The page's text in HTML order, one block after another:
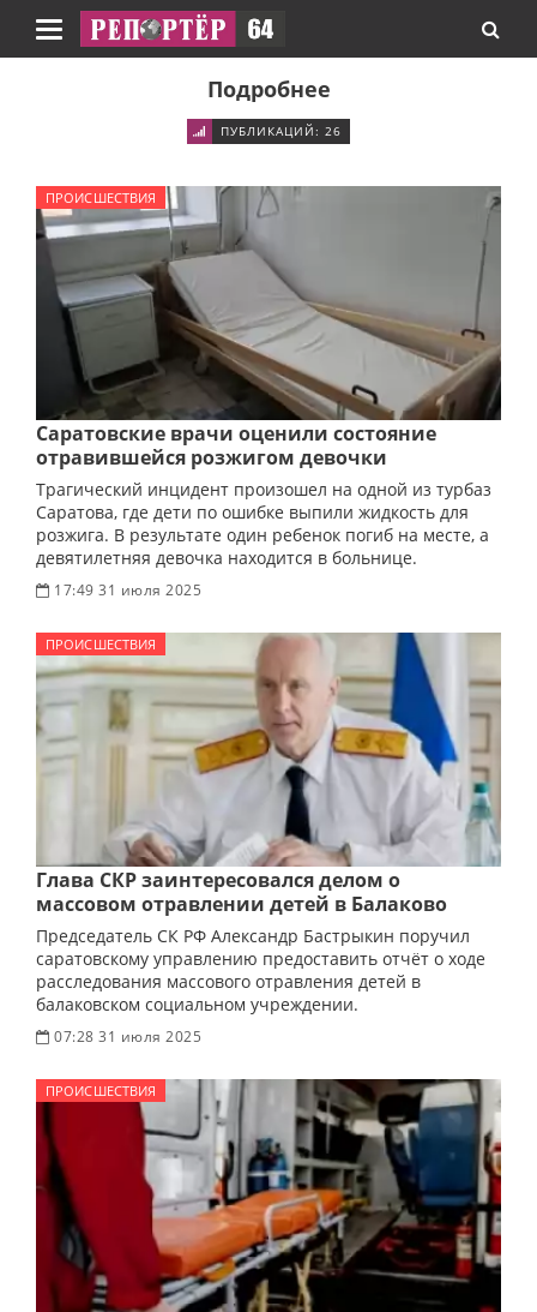
Навигация
Подробнее
ПУБЛИКАЦИЙ: 26
ПРОИСШЕСТВИЯ
Саратовские врачи оценили состояние
отравившейся розжигом девочки
Трагический инцидент произошел на одной из турбаз
Саратова, где дети по ошибке выпили жидкость для
розжига. В результате один ребенок погиб на месте, а
девятилетняя девочка находится в больнице.
17:49 31 июля 2025
ПРОИСШЕСТВИЯ
Глава СКР заинтересовался делом о
массовом отравлении детей в Балаково
Председатель СК РФ Александр Бастрыкин поручил
саратовскому управлению предоставить отчёт о ходе
расследования массового отравления детей в
балаковском социальном учреждении.
07:28 31 июля 2025
ПРОИСШЕСТВИЯ